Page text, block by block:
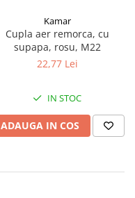
Kamar
Cupla aer remorca, cu
supapa, rosu, M22
22,77 Lei
IN STOC
ADAUGA IN COS